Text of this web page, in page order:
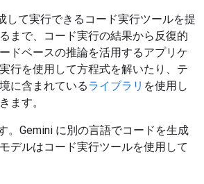
して実行できるコード実行ツールを提
まで、コード実行の結果から反復的
ドベースの推論を活用するアプリケ
行を使用して方程式を解いたり、テ
に含まれているライブラリ を使用し
ます。
。Gemini に別の言語でコードを生成
デルはコード実行ツールを使用して